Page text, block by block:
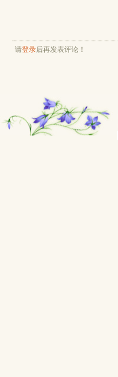
请登录后再发表评论！